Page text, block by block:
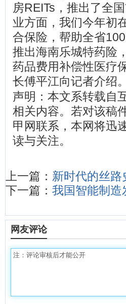
房REITs，推出了全
业方面，我们今年初
合保险，帮助全省
推出海南乐城特药险
药品费用补偿性医疗
长傅平江向记者介绍。
声明：本文系转载自
相关内容。若对该稿
甲网联系，本网将迅
读与关注。
上一篇： 新时代的丝
下一篇： 我国智能制造
网友评论